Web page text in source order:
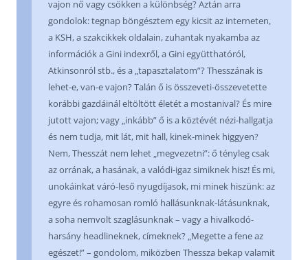
vajon nő vagy csökken a különbség? Aztán arra
gondolok: tegnap böngésztem egy kicsit az interneten,
a KSH, a szakcikkek oldalain, zuhantak nyakamba az
információk a Gini indexről, a Gini együtthatóról,
Atkinsonról stb., és a „tapasztalatom”? Thesszának is
lehet-e, van-e vajon? Talán ő is összeveti-összevetette
korábbi gazdáinál eltöltött életét a mostanival? És mire
jutott vajon; vagy „inkább” ő is a köztévét nézi-hallgatja
és nem tudja, mit lát, mit hall, kinek-minek higgyen?
Nem, Thesszát nem lehet „megvezetni”: ő tényleg csak
az orrának, a hasának, a valódi-igaz simiknek hisz! És mi,
unokáinkat váró-leső nyugdíjasok, mi minek hiszünk: az
egyre és rohamosan romló hallásunknak-látásunknak,
a soha nemvolt szaglásunknak – vagy a hivalkodó-
harsány headlineknek, címeknek? „Megette a fene az
egészet!” – gondolom, miközben Thessza bekap valamit